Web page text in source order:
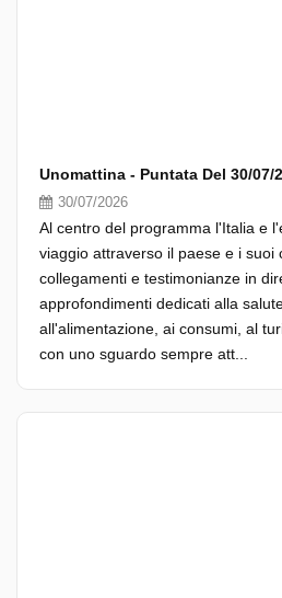
Unomattina - Puntata Del 30/07/
30/07/2026
Al centro del programma l'Italia e
viaggio attraverso il paese e i suoi
collegamenti e testimonianze in
approfondimenti dedicati alla
all'alimentazione, ai consumi, al
con uno sguardo sempre att...